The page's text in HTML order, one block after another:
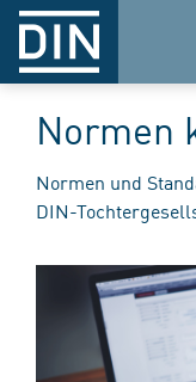
Normen
Normen und
DIN-